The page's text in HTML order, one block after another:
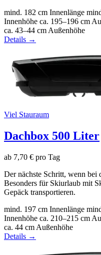
mind. 182 cm Innenlänge
Innenhöhe ca. 195–196 cm
ca. 43–44 cm Außenhöhe
Details →
Viel Stauraum
Dachbox 500 Liter
ab 7,70 € pro Tag
Der nächste Schritt, wenn bei
Besonders für Skiurlaub mit
Gepäck transportieren.
mind. 197 cm Innenlänge
Innenhöhe ca. 210–215 cm
ca. 44 cm Außenhöhe
Details →